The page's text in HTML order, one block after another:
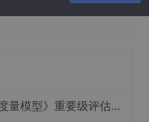
评估，定义智能体可信新标杆